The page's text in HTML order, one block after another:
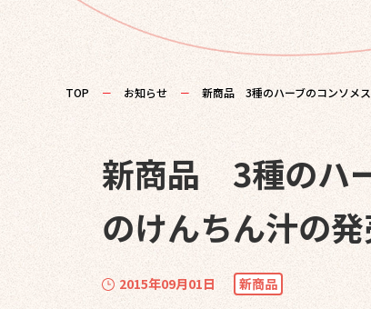
TOP － お知らせ － 新商品 3種のハーブのコンソメス
新商品 3種のハ
のけんちん汁の
2015年09月01日 新商品